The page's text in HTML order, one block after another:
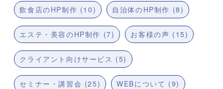
飲食店のHP制作 (10) 自治体のHP制作 (8)
エステ・美容のHP制作 (7) お客様の声 (15)
クライアント向けサービス (5)
セミナー・講習会 (25) WEBについて (9)